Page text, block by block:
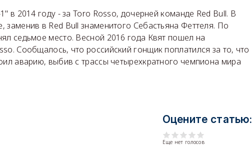
в 2014 году - за Toro Rosso, дочерней команде Red Bull. В
в Red Bull знаменитого Себастьяна Феттеля. По
седьмое место. Весной 2016 года Квят пошел на
Сообщалось, что российский гонщик поплатился за то, что
аварию, выбив с трассы четырехкратного чемпиона мира
Оцените статью:
Еще нет голосов